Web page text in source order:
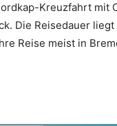
Kreuzfahrt
Die Reisedauer
Reise meist in